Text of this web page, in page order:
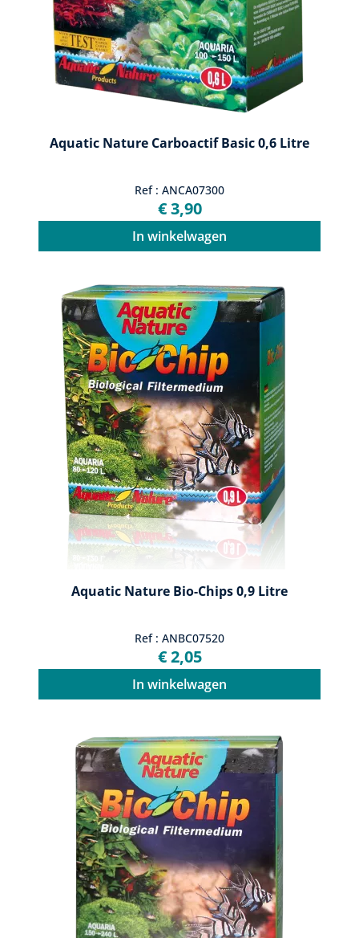
Aquatic Nature Carboactif Basic 0,6 Litre
Ref : ANCA07300
€ 3,90
In winkelwagen
Aquatic Nature Bio-Chips 0,9 Litre
Ref : ANBC07520
€ 2,05
In winkelwagen